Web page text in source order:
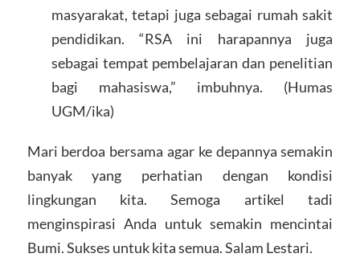
masyarakat, tetapi juga sebagai rumah sakit
pendidikan. “RSA ini harapannya juga
sebagai tempat pembelajaran dan penelitian
bagi mahasiswa,” imbuhnya. (Humas
UGM/ika)
Mari berdoa bersama agar ke depannya semakin
banyak yang perhatian dengan kondisi
lingkungan kita. Semoga artikel tadi
menginspirasi Anda untuk semakin mencintai
Bumi. Sukses untuk kita semua. Salam Lestari.